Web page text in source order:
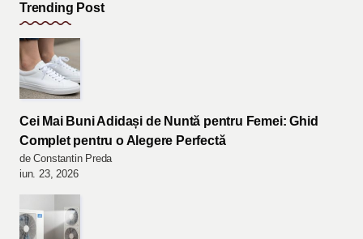
Trending Post
Cei Mai Buni Adidași de Nuntă pentru Femei: Ghid
Complet pentru o Alegere Perfectă
de Constantin Preda
iun. 23, 2026